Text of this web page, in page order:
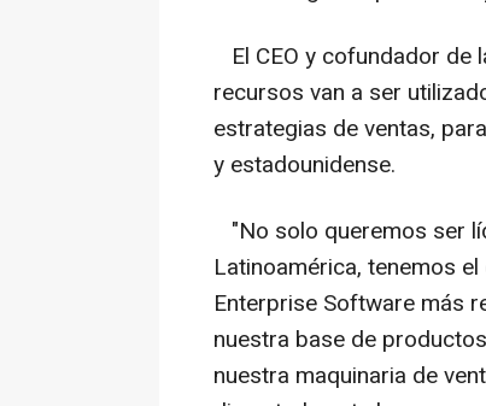
El CEO y cofundador de
recursos van a ser
estrategias de ventas,
y estadounidense.
"No solo queremos ser
Latinoamérica, tenemos
Enterprise Software más
nuestra base de
nuestra maquinaria de